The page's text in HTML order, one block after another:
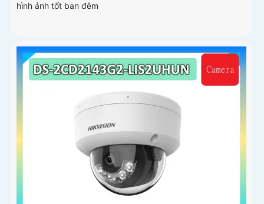
hình ảnh tốt ban đêm